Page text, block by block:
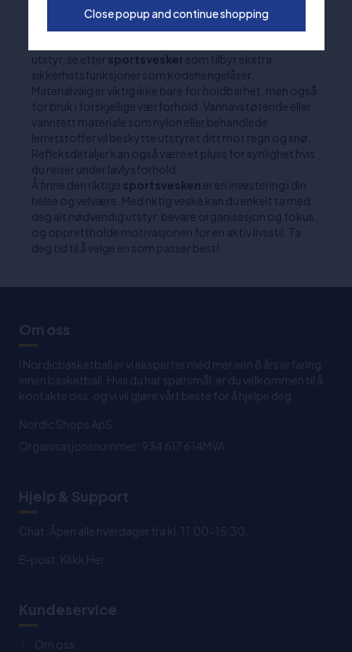
Sikkerhet er også et kritisk aspekt. Velg vesker med
utstyr, se etter sportsvesker som tilbyr ekstra
sikkerhetsfunksjoner som kodehengelåser.
Materialvalg er viktig ikke bare for holdbarhet, men også
for bruk i forskjellige værforhold. Vannavstøtende eller
vanntett materiale som nylon eller behandlede
lerretstoffer vil beskytte utstyret ditt mot regn og snø.
Refleksdetaljer kan også være et pluss for synlighet hvis
du reiser under lavlysforhold.
Å finne den riktige sportsvesken er en investering i din
helse og velvære. Med riktig veske kan du enkelt ta med
deg alt nødvendig utstyr, bevare organisasjon og fokus,
og opprettholde motivasjonen for en aktiv livsstil. Ta
deg tid til å velge en som passer best!
Om oss
I Nordicbasketball er vi eksperter med mer enn 8 års erfaring
innen basketball. Hvis du har spørsmål, er du velkommen til å
kontakte oss, og vi vil gjøre vårt beste for å hjelpe deg
Nordic Shops ApS
Organisasjonsnummer: 934 617 614MVA
Hjelp & Support
Chat: Åpen alle hverdager fra kl. 11:00-15:30.
E-post: Klikk Her
Kundeservice
Om oss
Close popup and continue shopping